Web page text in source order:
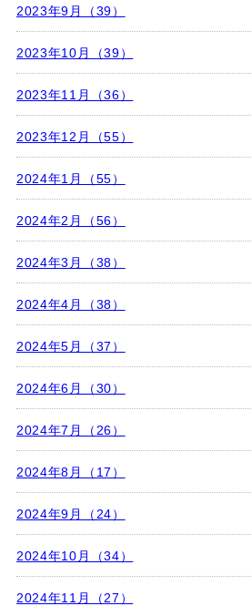
2023年9月（39）
2023年10月（39）
2023年11月（36）
2023年12月（55）
2024年1月（55）
2024年2月（56）
2024年3月（38）
2024年4月（38）
2024年5月（37）
2024年6月（30）
2024年7月（26）
2024年8月（17）
2024年9月（24）
2024年10月（34）
2024年11月（27）